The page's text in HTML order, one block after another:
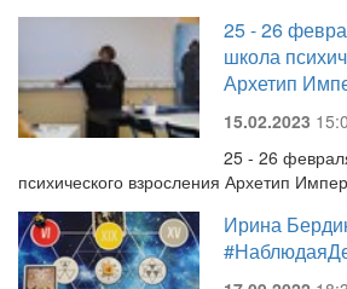
25 - 26
школа
Архетип
15.02.2023
25 - 26
психического взросления Архетип
Ирина